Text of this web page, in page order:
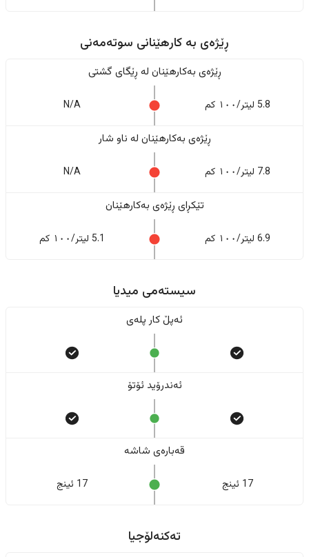
ڕێژەى به کارهێنانی سوتەمەنی
ڕێژەى بەکارهێنان له ڕێگای گشتی
5.8 لیتر/١٠٠ کم N/A
ڕێژەى بەکارهێنان له ناو شار
7.8 لیتر/١٠٠ کم N/A
تێکڕای ڕێژەى بەکارهێنان
6.9 لیتر/١٠٠ کم 5.1 لیتر/١٠٠ کم
سیستەمی میدیا
ئەپڵ کار پلەی
ئەندرۆید ئۆتۆ
قەبارەی شاشە
17 ئینج 17 ئینج
تەکنەلۆجیا